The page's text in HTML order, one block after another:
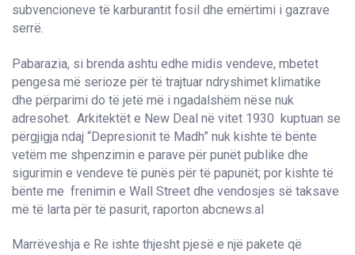
subvencioneve të karburantit fosil dhe emërtimi i gazrave
serrë.
Pabarazia, si brenda ashtu edhe midis vendeve, mbetet
pengesa më serioze për të trajtuar ndryshimet klimatike
dhe përparimi do të jetë më i ngadalshëm nëse nuk
adresohet. Arkitektët e New Deal në vitet 1930 kuptuan se
përgjigja ndaj “Depresionit të Madh” nuk kishte të bënte
vetëm me shpenzimin e parave për punët publike dhe
sigurimin e vendeve të punës për të papunët; por kishte të
bënte me frenimin e Wall Street dhe vendosjes së taksave
më të larta për të pasurit, raporton abcnews.al
Marrëveshja e Re ishte thjesht pjesë e një pakete që